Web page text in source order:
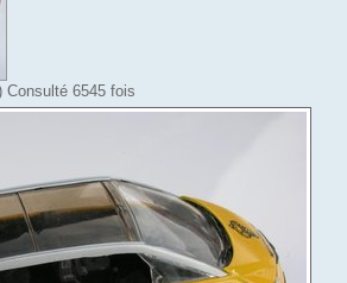
Consulté 6545 fois